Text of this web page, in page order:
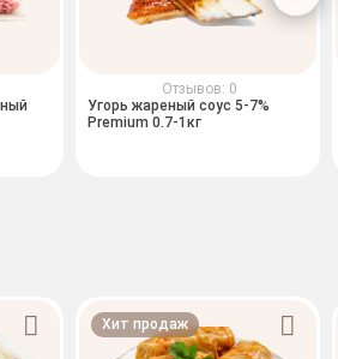
Отзывов: 0
Угорь жареный соус 5-7%
Premium 0.7-1кг
Хит продаж